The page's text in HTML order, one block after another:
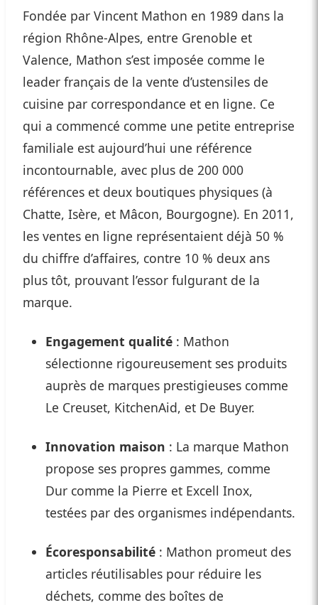
Fondée par Vincent Mathon en 1989 dans la
région Rhône-Alpes, entre Grenoble et
Valence, Mathon s’est imposée comme le
leader français de la vente d’ustensiles de
cuisine par correspondance et en ligne. Ce
qui a commencé comme une petite entreprise
familiale est aujourd’hui une référence
incontournable, avec plus de 200 000
références et deux boutiques physiques (à
Chatte, Isère, et Mâcon, Bourgogne). En 2011,
les ventes en ligne représentaient déjà 50 %
du chiffre d’affaires, contre 10 % deux ans
plus tôt, prouvant l’essor fulgurant de la
marque.
Engagement qualité : Mathon
sélectionne rigoureusement ses produits
auprès de marques prestigieuses comme
Le Creuset, KitchenAid, et De Buyer.
Innovation maison : La marque Mathon
propose ses propres gammes, comme
Dur comme la Pierre et Excell Inox,
testées par des organismes indépendants.
Écoresponsabilité : Mathon promeut des
articles réutilisables pour réduire les
déchets, comme des boîtes de